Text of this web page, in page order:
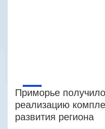
Приморье
реализацию
развития региона